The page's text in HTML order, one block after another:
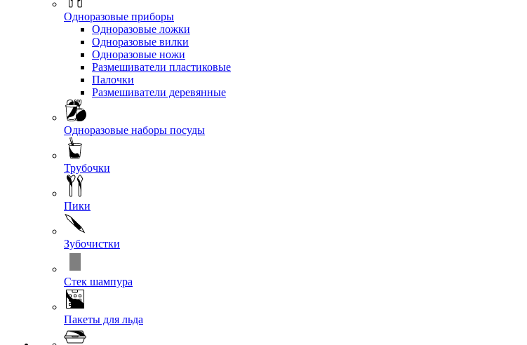
Одноразовые приборы
Одноразовые ложки
Одноразовые вилки
Одноразовые ножи
Размешиватели пластиковые
Палочки
Размешиватели деревянные
Одноразовые наборы посуды
Трубочки
Пики
Зубочистки
Стек шампура
Пакеты для льда